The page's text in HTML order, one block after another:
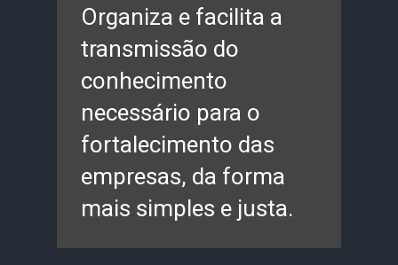
Organiza e facilita a
transmissão do
conhecimento
necessário para o
fortalecimento das
empresas, da forma
mais simples e justa.